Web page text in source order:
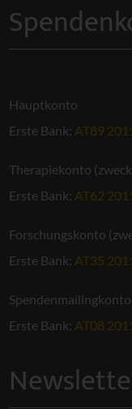
Hauptkonto
Erste Bank: AT89
Therapiekonto
Erste Bank: AT62
Forschungskonto
Erste Bank: AT35
Spendenmailingkonto
Erste Bank: AT08